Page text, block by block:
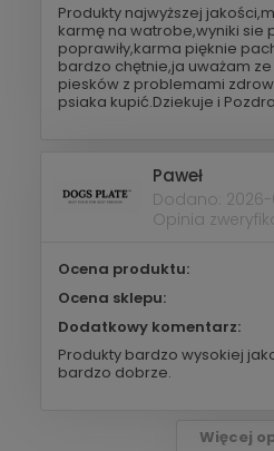
Produkty najwyższej
karmę na watrobe,wyniki sie
poprawiły,karma pięknie
bardzo chętnie,ja uważam
piesków z problemami
psiaka kupić.Dziekuje i
Paweł
Dodano:
Opinia
Ocena produktu:
Ocena sklepu:
Dodatkowy komentarz:
Produkty bardzo wysokiej
bardzo dobrze.
Więcej